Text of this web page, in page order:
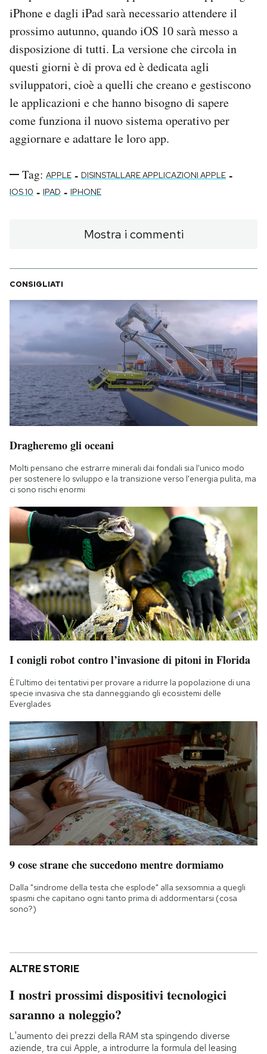
iPhone e dagli iPad sarà necessario attendere il
prossimo autunno, quando iOS 10 sarà messo a
disposizione di tutti. La versione che circola in
questi giorni è di prova ed è dedicata agli
sviluppatori, cioè a quelli che creano e gestiscono
le applicazioni e che hanno bisogno di sapere
come funziona il nuovo sistema operativo per
aggiornare e adattare le loro app.
Tag: APPLE - DISINSTALLARE APPLICAZIONI APPLE -
IOS 10 - IPAD - IPHONE
Mostra i commenti
CONSIGLIATI
Dragheremo gli oceani
Molti pensano che estrarre minerali dai fondali sia l'unico modo
per sostenere lo sviluppo e la transizione verso l'energia pulita, ma
ci sono rischi enormi
I conigli robot contro l’invasione di pitoni in Florida
È l'ultimo dei tentativi per provare a ridurre la popolazione di una
specie invasiva che sta danneggiando gli ecosistemi delle
Everglades
9 cose strane che succedono mentre dormiamo
Dalla "sindrome della testa che esplode" alla sexsomnia a quegli
spasmi che capitano ogni tanto prima di addormentarsi (cosa
sono?)
ALTRE STORIE
I nostri prossimi dispositivi tecnologici
saranno a noleggio?
L'aumento dei prezzi della RAM sta spingendo diverse
aziende, tra cui Apple, a introdurre la formula del leasing